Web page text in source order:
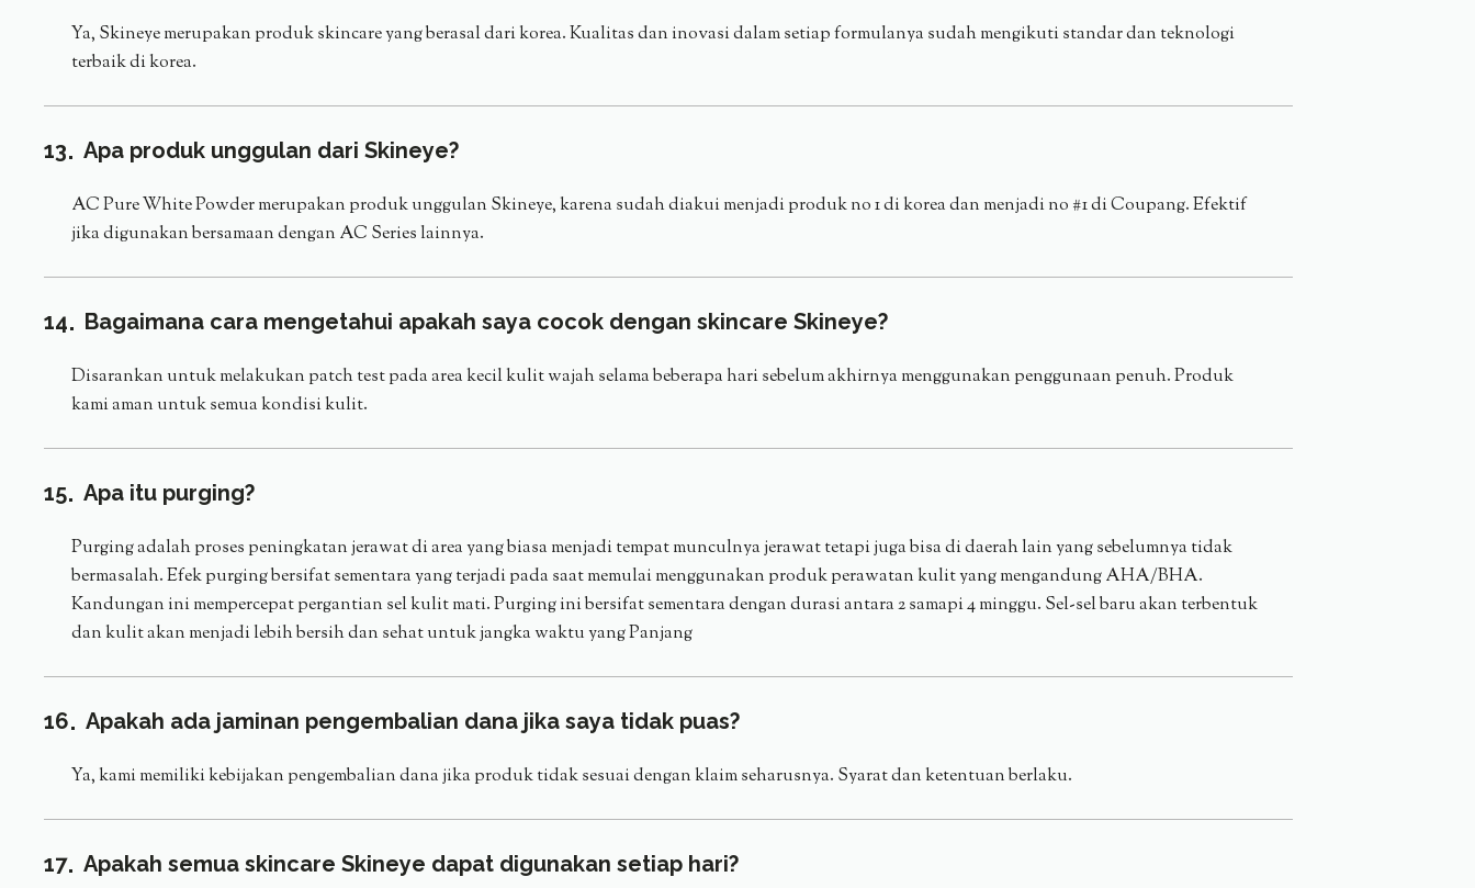
Ya, Skineye merupakan produk skincare yang berasal dari korea. Kualitas dan inovasi dalam setiap formulanya sudah mengikuti standar dan teknologi
terbaik di korea.
13 Apa produk unggulan dari Skineye?
AC Pure White Powder merupakan produk unggulan Skineye, karena sudah diakui menjadi produk no 1 di korea dan menjadi no #1 di Coupang. Efektif
jika digunakan bersamaan dengan AC Series lainnya.
14 Bagaimana cara mengetahui apakah saya cocok dengan skincare Skineye?
Disarankan untuk melakukan patch test pada area kecil kulit wajah selama beberapa hari sebelum akhirnya menggunakan penggunaan penuh. Produk
kami aman untuk semua kondisi kulit.
15 Apa itu purging?
Purging adalah proses peningkatan jerawat di area yang biasa menjadi tempat munculnya jerawat tetapi juga bisa di daerah lain yang sebelumnya tidak
bermasalah. Efek purging bersifat sementara yang terjadi pada saat memulai menggunakan produk perawatan kulit yang mengandung AHA/BHA.
Kandungan ini mempercepat pergantian sel kulit mati. Purging ini bersifat sementara dengan durasi antara 2 samapi 4 minggu. Sel-sel baru akan terbentuk
dan kulit akan menjadi lebih bersih dan sehat untuk jangka waktu yang Panjang
16 Apakah ada jaminan pengembalian dana jika saya tidak puas?
Ya, kami memiliki kebijakan pengembalian dana jika produk tidak sesuai dengan klaim seharusnya. Syarat dan ketentuan berlaku.
17 Apakah semua skincare Skineye dapat digunakan setiap hari?